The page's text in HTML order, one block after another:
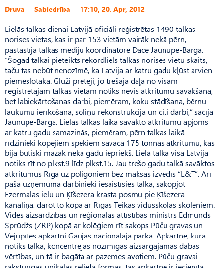
Druva Sabiedrība 17:10, 20. Apr, 2012
Lielās talkas dienai Latvijā oficiāli reģistrētas 1490 talkas
norises vietas, kas ir par 153 vietām vairāk nekā pērn,
pastāstīja talkas mediju koordinatore Dace Jaunupe-Bargā.
“Šogad talkai pieteikts rekordliels talkas norises vietu skaits,
taču tas nebūt nenozīmē, ka Latvija ar katru gadu kļūst arvien
piemēslotāka. Gluži pretēji, jo trešajā daļā no visām
reģistrētajām talkas vietām notiks nevis atkritumu savākšana,
bet labiekārtošanas darbi, piemēram, koku stādīšana, bērnu
laukumu ierīkošana, soliņu rekonstrukcija un citi darbi,” sacīja
Jaunupe-Bargā. Lielās talkas laikā savākto atkritumu apjoms
ar katru gadu samazinās, piemēram, pērn talkas laikā
rīdzinieki kopējiem spēkiem savāca 175 tonnas atkritumu, kas
bija būtiski mazāk nekā gadu iepriekš. Lielā talka visā Latvijā
notiks rīt no plkst.9 līdz plkst.15. Jau trešo gadu talkā savāktos
atkritumus Rīgā uz poligoniem bez maksas izvedīs “L&T”. Arī
paša uzņēmuma darbinieki iesaistīsies talkā, sakopjot
Ezermalas ielu un Ķīšezera krasta posmu pie Ķīšezera
kanāliņa, darot to kopā ar Rīgas Teikas vidusskolas skolēniem.
Vides aizsardzības un reģionālās attīstības ministrs Edmunds
Sprūdžs (ZRP) kopā ar kolēģiem rīt sakops Pūču gravas un
Vējupītes apkārtni Gaujas nacionālajā parkā. Apkārtnē, kurā
notiks talka, koncentrējas nozīmīgas aizsargājamās dabas
vērtības, un tā ir bagāta ar pazemes avotiem. Pūču gravai